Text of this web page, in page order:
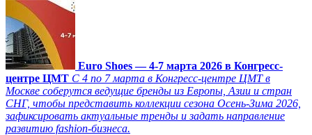
Euro Shoes — 4-7 марта 2026 в Конгресс-
центре ЦМТ С 4 по 7 марта в Конгресс-центре ЦМТ в
Москве соберутся ведущие бренды из Европы, Азии и стран
СНГ, чтобы представить коллекции сезона Осень-Зима 2026,
зафиксировать актуальные тренды и задать направление
развитию fashion-бизнеса.